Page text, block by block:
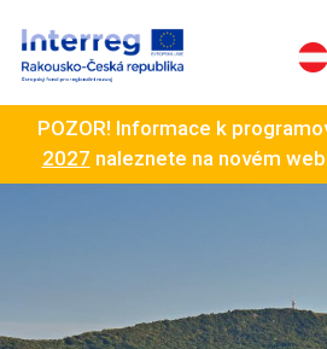
POZOR! Informace k
2027 naleznete na novém